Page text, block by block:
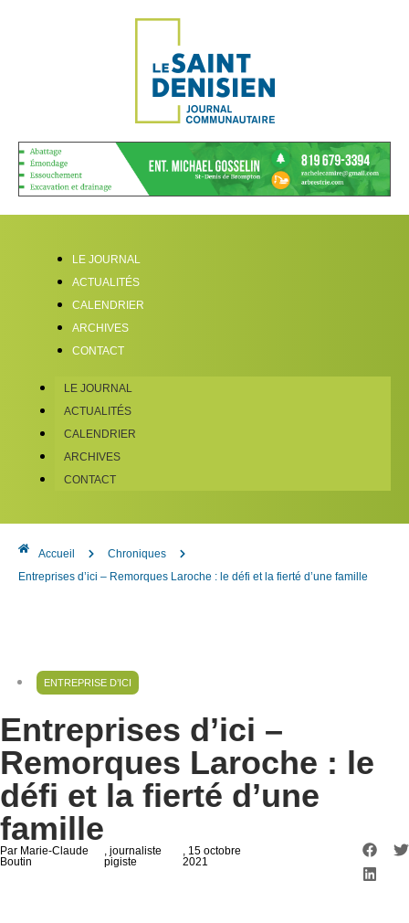
LE JOURNAL
ACTUALITÉS
CALENDRIER
ARCHIVES
CONTACT
LE JOURNAL
ACTUALITÉS
CALENDRIER
ARCHIVES
CONTACT
Accueil
Chroniques
Entreprises d’ici – Remorques Laroche : le défi et la fierté d’une famille
ENTREPRISE D’ICI
Entreprises d’ici –
Remorques Laroche : le
défi et la fierté d’une
famille
Par Marie-Claude
Boutin
, journaliste
pigiste
, 15 octobre
2021